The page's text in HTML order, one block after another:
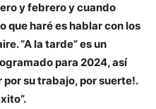
y febrero y cuando
que haré es hablar con los
“A la tarde” es un
para 2024, así
su trabajo, por suerte!.